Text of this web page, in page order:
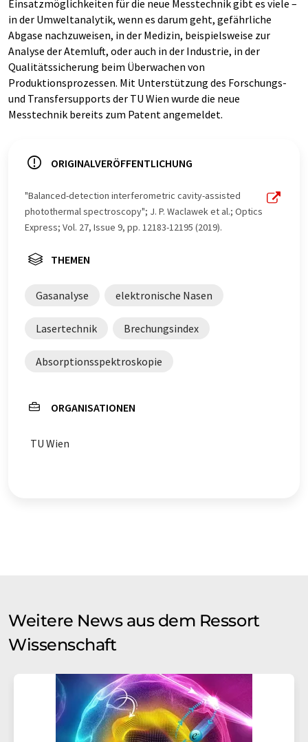
Einsatzmöglichkeiten für die neue Messtechnik gibt es viele –
in der Umweltanalytik, wenn es darum geht, gefährliche
Abgase nachzuweisen, in der Medizin, beispielsweise zur
Analyse der Atemluft, oder auch in der Industrie, in der
Qualitätssicherung beim Überwachen von
Produktionsprozessen. Mit Unterstützung des Forschungs-
und Transfersupports der TU Wien wurde die neue
Messtechnik bereits zum Patent angemeldet.
ORIGINALVERÖFFENTLICHUNG
"Balanced-detection interferometric cavity-assisted
photothermal spectroscopy"; J. P. Waclawek et al.; Optics
Express; Vol. 27, Issue 9, pp. 12183-12195 (2019).
THEMEN
Gasanalyse elektronische Nasen
Lasertechnik Brechungsindex
Absorptionsspektroskopie
ORGANISATIONEN
TU Wien
Weitere News aus dem Ressort
Wissenschaft